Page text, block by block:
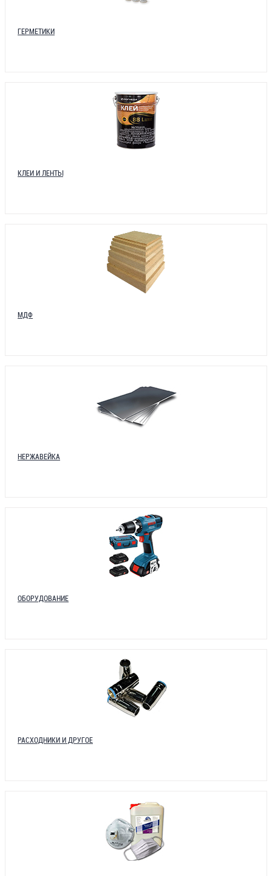
ГЕРМЕТИКИ
КЛЕИ И ЛЕНТЫ
МДФ
НЕРЖАВЕЙКА
ОБОРУДОВАНИЕ
РАСХОДНИКИ И ДРУГОЕ